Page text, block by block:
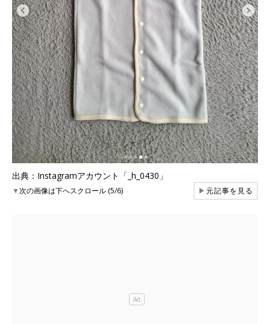
出典：Instagramアカウント「_h_0430」
▼次の画像は下へスクロール (5/6) ▶元記事を見る